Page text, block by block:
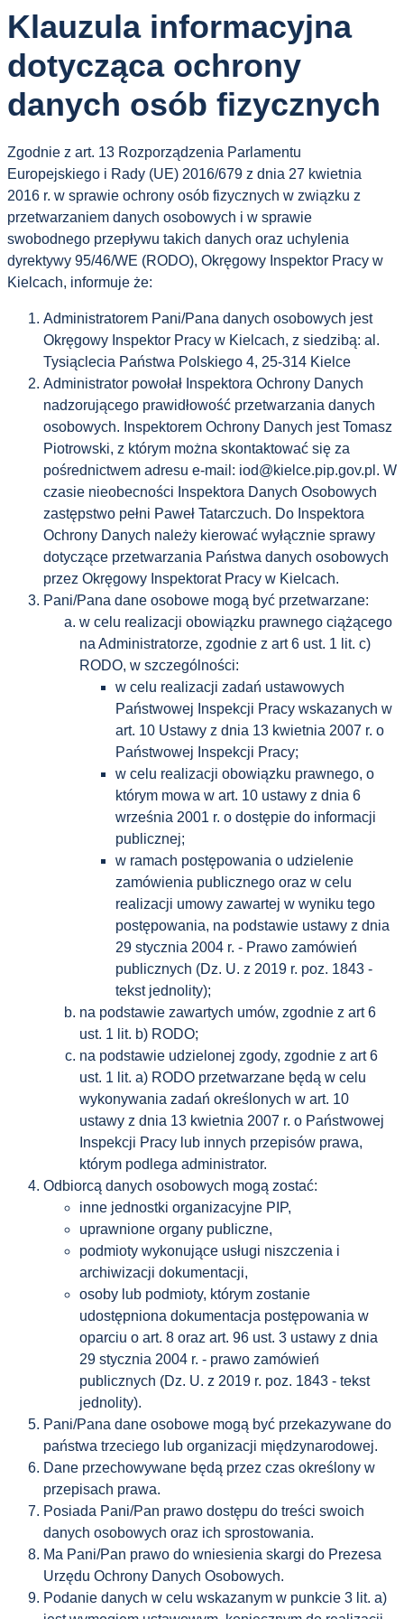
Klauzula informacyjna
dotycząca ochrony
danych osób fizycznych
Zgodnie z art. 13 Rozporządzenia Parlamentu
Europejskiego i Rady (UE) 2016/679 z dnia 27 kwietnia
2016 r. w sprawie ochrony osób fizycznych w związku z
przetwarzaniem danych osobowych i w sprawie
swobodnego przepływu takich danych oraz uchylenia
dyrektywy 95/46/WE (RODO), Okręgowy Inspektor Pracy w
Kielcach, informuje że:
Administratorem Pani/Pana danych osobowych jest
Okręgowy Inspektor Pracy w Kielcach, z siedzibą: al.
Tysiąclecia Państwa Polskiego 4, 25-314 Kielce
Administrator powołał Inspektora Ochrony Danych
nadzorującego prawidłowość przetwarzania danych
osobowych. Inspektorem Ochrony Danych jest Tomasz
Piotrowski, z którym można skontaktować się za
pośrednictwem adresu e-mail: iod@kielce.pip.gov.pl. W
czasie nieobecności Inspektora Danych Osobowych
zastępstwo pełni Paweł Tatarczuch. Do Inspektora
Ochrony Danych należy kierować wyłącznie sprawy
dotyczące przetwarzania Państwa danych osobowych
przez Okręgowy Inspektorat Pracy w Kielcach.
Pani/Pana dane osobowe mogą być przetwarzane:
w celu realizacji obowiązku prawnego ciążącego
na Administratorze, zgodnie z art 6 ust. 1 lit. c)
RODO, w szczególności:
w celu realizacji zadań ustawowych
Państwowej Inspekcji Pracy wskazanych w
art. 10 Ustawy z dnia 13 kwietnia 2007 r. o
Państwowej Inspekcji Pracy;
w celu realizacji obowiązku prawnego, o
którym mowa w art. 10 ustawy z dnia 6
września 2001 r. o dostępie do informacji
publicznej;
w ramach postępowania o udzielenie
zamówienia publicznego oraz w celu
realizacji umowy zawartej w wyniku tego
postępowania, na podstawie ustawy z dnia
29 stycznia 2004 r. - Prawo zamówień
publicznych (Dz. U. z 2019 r. poz. 1843 -
tekst jednolity);
na podstawie zawartych umów, zgodnie z art 6
ust. 1 lit. b) RODO;
na podstawie udzielonej zgody, zgodnie z art 6
ust. 1 lit. a) RODO przetwarzane będą w celu
wykonywania zadań określonych w art. 10
ustawy z dnia 13 kwietnia 2007 r. o Państwowej
Inspekcji Pracy lub innych przepisów prawa,
którym podlega administrator.
Odbiorcą danych osobowych mogą zostać:
inne jednostki organizacyjne PIP,
uprawnione organy publiczne,
podmioty wykonujące usługi niszczenia i
archiwizacji dokumentacji,
osoby lub podmioty, którym zostanie
udostępniona dokumentacja postępowania w
oparciu o art. 8 oraz art. 96 ust. 3 ustawy z dnia
29 stycznia 2004 r. - prawo zamówień
publicznych (Dz. U. z 2019 r. poz. 1843 - tekst
jednolity).
Pani/Pana dane osobowe mogą być przekazywane do
państwa trzeciego lub organizacji międzynarodowej.
Dane przechowywane będą przez czas określony w
przepisach prawa.
Posiada Pani/Pan prawo dostępu do treści swoich
danych osobowych oraz ich sprostowania.
Ma Pani/Pan prawo do wniesienia skargi do Prezesa
Urzędu Ochrony Danych Osobowych.
Podanie danych w celu wskazanym w punkcie 3 lit. a)